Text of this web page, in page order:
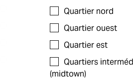
Quartier nord
Quartier ouest
Quartier est
Quartiers
(midtown)